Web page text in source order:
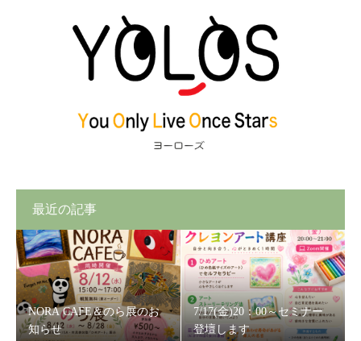
最近の記事
NORA CAFE＆のら展のお
知らせ
7/17(金)20：00～セミナー
登壇します